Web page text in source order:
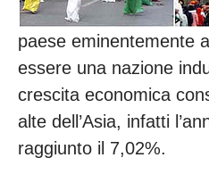
paese eminentemente
essere una nazione
crescita economica
alte dell’Asia, infatti
raggiunto il 7,02%.